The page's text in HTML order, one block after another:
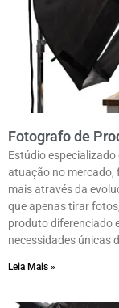
Fotografo de
Estúdio especializado
atuação no mercado,
mais através da
que apenas tirar
produto diferenciado
necessidades únicas
Leia Mais »